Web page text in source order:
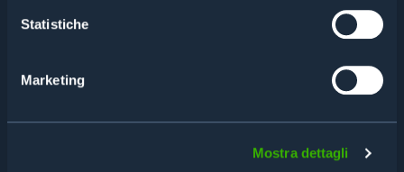
Statistiche
Marketing
Mostra dettagli
CONTACT US FOR A
request a consultation.